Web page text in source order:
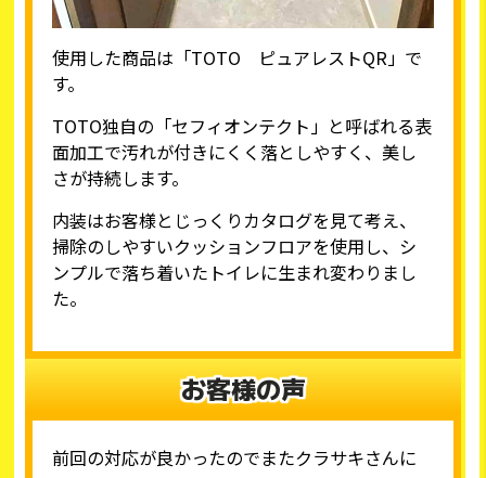
使用した商品は「TOTO ピュアレストQR」で
す。
TOTO独自の「セフィオンテクト」と呼ばれる表
面加工で汚れが付きにくく落としやすく、美し
さが持続します。
内装はお客様とじっくりカタログを見て考え、
掃除のしやすいクッションフロアを使用し、シ
ンプルで落ち着いたトイレに生まれ変わりまし
た。
お客様の声
前回の対応が良かったのでまたクラサキさんに